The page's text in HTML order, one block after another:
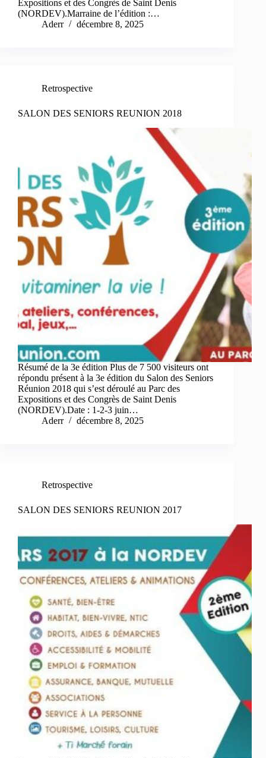
Expositions et des Congrès de Saint Denis
(NORDEV).Marraine de l’édition :…
Aderr
décembre 8, 2025
Retrospective
SALON DES SENIORS REUNION 2018
Résumé de la 3e édition Plus de 7 500 visiteurs ont
répondu présent à la 3e édition du Salon des Seniors
Réunion 2018 qui s’est déroulé au Parc des
Expositions et des Congrès de Saint Denis
(NORDEV).Date : 1-2-3 juin…
Aderr
décembre 8, 2025
Retrospective
SALON DES SENIORS REUNION 2017